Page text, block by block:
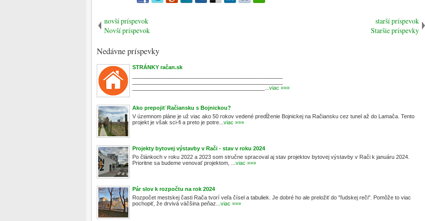
novší príspevok
Novší príspevok
starší príspevok
Staršie príspevky
Nedávne príspevky
STRÁNKY račan.sk
viac »»»
Ako prepojiť Račiansku s Bojnickou?
V územnom pláne je už viac ako 50 rokov vedené predĺženie Bojnickej na Račiansku cez tunel až do Lamača. Tento
projekt je však sci-fi a preto je potre... viac »»»
Projekty bytovej výstavby v Rači - stav v roku 2024
Po článkoch v roku 2022 a 2023 som stručne spracoval aj stav projektov bytovej výstavby v Rači k januáru 2024.
Prioritne sa budeme venovať projektom, ... viac »»»
Pár slov k rozpočtu na rok 2024
Rozpočet mestskej časti Rača tvorí veľa čísel a tabuliek. Je dobré ho ale preložiť do "ľudskej reči". Pomôže to viac
pochopiť, že drvivá väčšina peňaz... viac »»»